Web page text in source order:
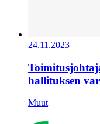
24.11.2023
hallituksen
Muut